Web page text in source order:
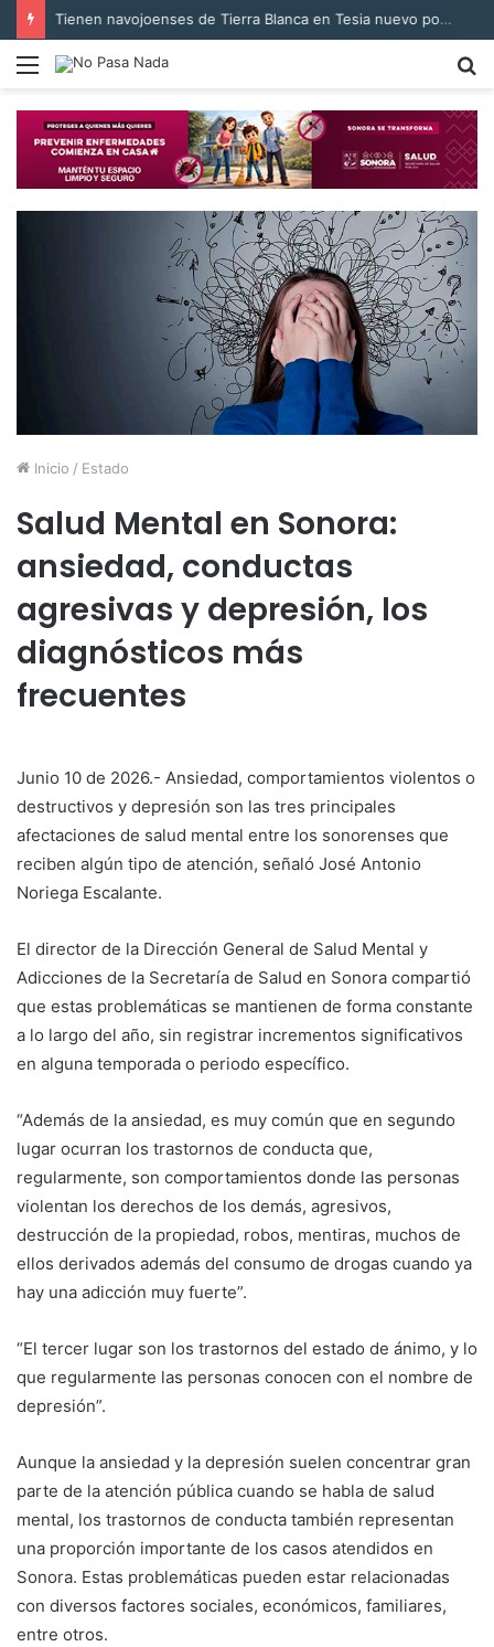
Tienen navojoenses de Tierra Blanca en Tesia nuevo pozo para suministro de agua
Menú
Inicio / Estado
Salud Mental en Sonora:
ansiedad, conductas
agresivas y depresión, los
diagnósticos más
frecuentes
Junio 10 de 2026.- Ansiedad, comportamientos violentos o
destructivos y depresión son las tres principales
afectaciones de salud mental entre los sonorenses que
reciben algún tipo de atención, señaló José Antonio
Noriega Escalante.
El director de la Dirección General de Salud Mental y
Adicciones de la Secretaría de Salud en Sonora compartió
que estas problemáticas se mantienen de forma constante
a lo largo del año, sin registrar incrementos significativos
en alguna temporada o periodo específico.
“Además de la ansiedad, es muy común que en segundo
lugar ocurran los trastornos de conducta que,
regularmente, son comportamientos donde las personas
violentan los derechos de los demás, agresivos,
destrucción de la propiedad, robos, mentiras, muchos de
ellos derivados además del consumo de drogas cuando ya
hay una adicción muy fuerte”.
“El tercer lugar son los trastornos del estado de ánimo, y lo
que regularmente las personas conocen con el nombre de
depresión”.
Aunque la ansiedad y la depresión suelen concentrar gran
parte de la atención pública cuando se habla de salud
mental, los trastornos de conducta también representan
una proporción importante de los casos atendidos en
Sonora. Estas problemáticas pueden estar relacionadas
con diversos factores sociales, económicos, familiares,
entre otros.